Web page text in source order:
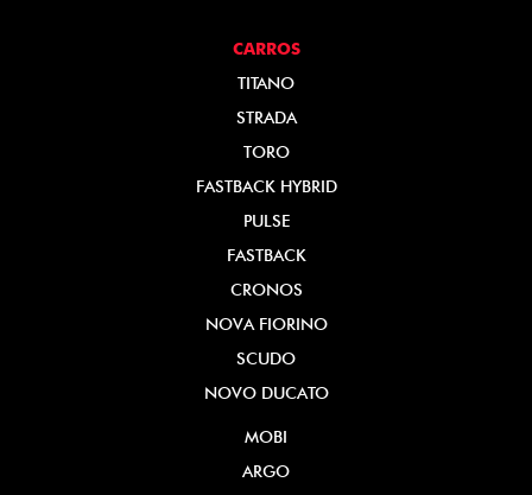
CARROS
TITANO
STRADA
TORO
FASTBACK HYBRID
PULSE
FASTBACK
CRONOS
NOVA FIORINO
SCUDO
NOVO DUCATO
MOBI
ARGO